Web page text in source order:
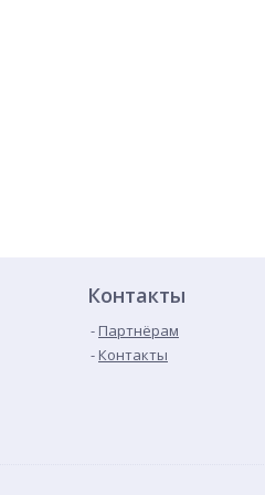
Контакты
Партнёрам
Контакты